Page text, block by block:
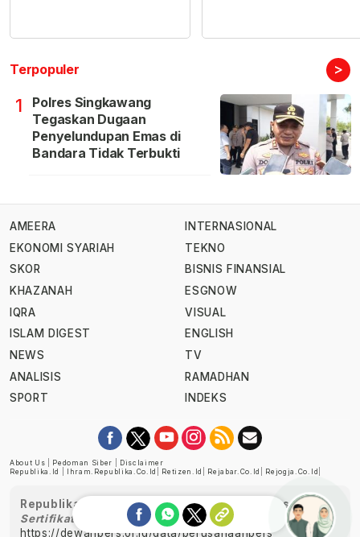
Terpopuler >
1
Polres Singkawang
Tegaskan Dugaan
Penyelundupan Emas di
Bandara Tidak Terbukti
AMEERA
EKONOMI SYARIAH
SKOR
KHAZANAH
IQRA
ISLAM DIGEST
NEWS
ANALISIS
SPORT
INTERNASIONAL
TEKNO
BISNIS FINANSIAL
ESGNOW
VISUAL
ENGLISH
TV
RAMADHAN
INDEKS
About Us Pedoman Siber
Disclaimer
Republika.id
Ihram.republika.co.id Retizen.id Rejabar.co.id Rejogja.co.id
Republika telah diverifikasi oleh Dewan Pers
Sertifikat Nomor 1058/DP-Verifikasi/K/XII/2022
https://dewanpers.or.id/data/perusahaanpers